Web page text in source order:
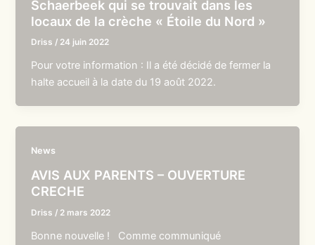
Schaerbeek qui se trouvait dans les
locaux de la crèche « Étoile du Nord »
Driss / 24 juin 2022
Pour votre information : Il a été décidé de fermer la
halte accueil à la date du 19 août 2022.
News
AVIS AUX PARENTS – OUVERTURE
CRECHE
Driss / 2 mars 2022
Bonne nouvelle ! Comme communiqué